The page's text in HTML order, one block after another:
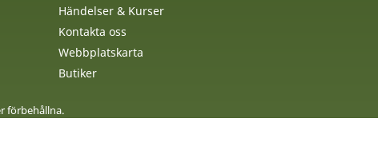
Händelser & Kurser
Kontakta oss
Webbplatskarta
Butiker
förbehållna.